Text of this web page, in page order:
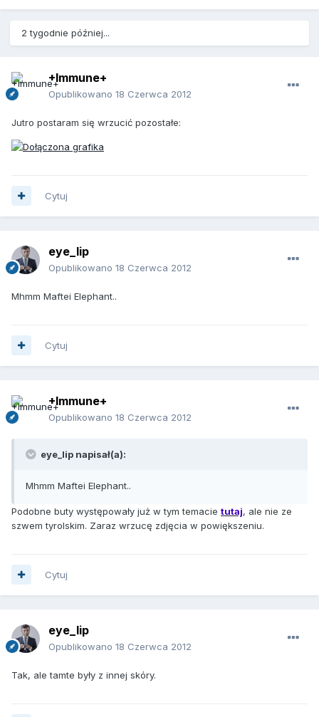
2 tygodnie później...
+Immune+
Opublikowano 18 Czerwca 2012
Jutro postaram się wrzucić pozostałe:
Cytuj
eye_lip
Opublikowano 18 Czerwca 2012
Mhmm Maftei Elephant..
Cytuj
+Immune+
Opublikowano 18 Czerwca 2012
eye_lip napisał(a):
Mhmm Maftei Elephant..
Podobne buty występowały już w tym temacie tutaj, ale nie ze
szwem tyrolskim. Zaraz wrzucę zdjęcia w powiększeniu.
Cytuj
eye_lip
Opublikowano 18 Czerwca 2012
Tak, ale tamte były z innej skóry.